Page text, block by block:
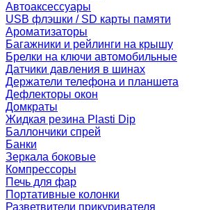
Автоаксессуары
USB флэшки / SD карты памяти
Ароматизаторы
Багажники и рейлинги на крышу
Брелки на ключи автомобильные
Датчики давления в шинах
Держатели телефона и планшета
Дефлекторы окон
Домкраты
Жидкая резина Plasti Dip
Баллончики спрей
Банки
Зеркала боковые
Компрессоры
Печь для фар
Портативные колонки
Разветвители прикуривателя